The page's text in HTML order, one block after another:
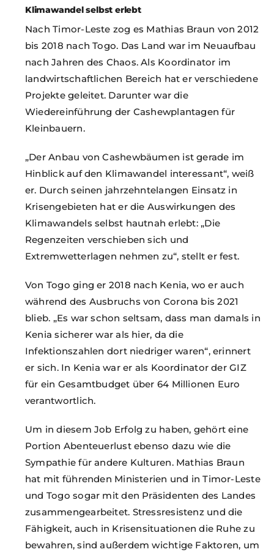
Klimawandel selbst erlebt
Nach Timor-Leste zog es Mathias Braun von 2012
bis 2018 nach Togo. Das Land war im Neuaufbau
nach Jahren des Chaos. Als Koordinator im
landwirtschaftlichen Bereich hat er verschiedene
Projekte geleitet. Darunter war die
Wiedereinführung der Cashewplantagen für
Kleinbauern.
„Der Anbau von Cashewbäumen ist gerade im
Hinblick auf den Klimawandel interessant“, weiß
er. Durch seinen jahrzehntelangen Einsatz in
Krisengebieten hat er die Auswirkungen des
Klimawandels selbst hautnah erlebt: „Die
Regenzeiten verschieben sich und
Extremwetterlagen nehmen zu“, stellt er fest.
Von Togo ging er 2018 nach Kenia, wo er auch
während des Ausbruchs von Corona bis 2021
blieb. „Es war schon seltsam, dass man damals in
Kenia sicherer war als hier, da die
Infektionszahlen dort niedriger waren“, erinnert
er sich. In Kenia war er als Koordinator der GIZ
für ein Gesamtbudget über 64 Millionen Euro
verantwortlich.
Um in diesem Job Erfolg zu haben, gehört eine
Portion Abenteuerlust ebenso dazu wie die
Sympathie für andere Kulturen. Mathias Braun
hat mit führenden Ministerien und in Timor-Leste
und Togo sogar mit den Präsidenten des Landes
zusammengearbeitet. Stressresistenz und die
Fähigkeit, auch in Krisensituationen die Ruhe zu
bewahren, sind außerdem wichtige Faktoren, um